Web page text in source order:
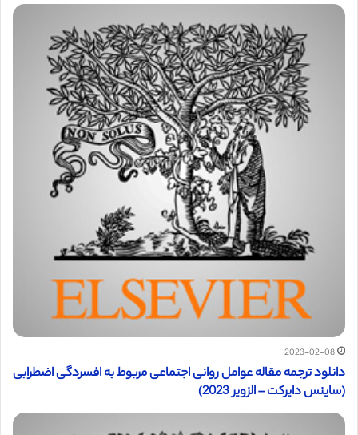
2023-02-08
دانلود ترجمه مقاله عوامل روانی اجتماعی مربوط به افسردگی اضطرابی
(ساینس دایرکت – الزویر 2023)